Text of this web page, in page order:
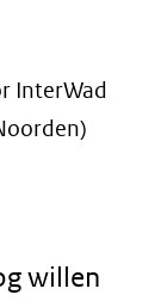
InterWad
willen